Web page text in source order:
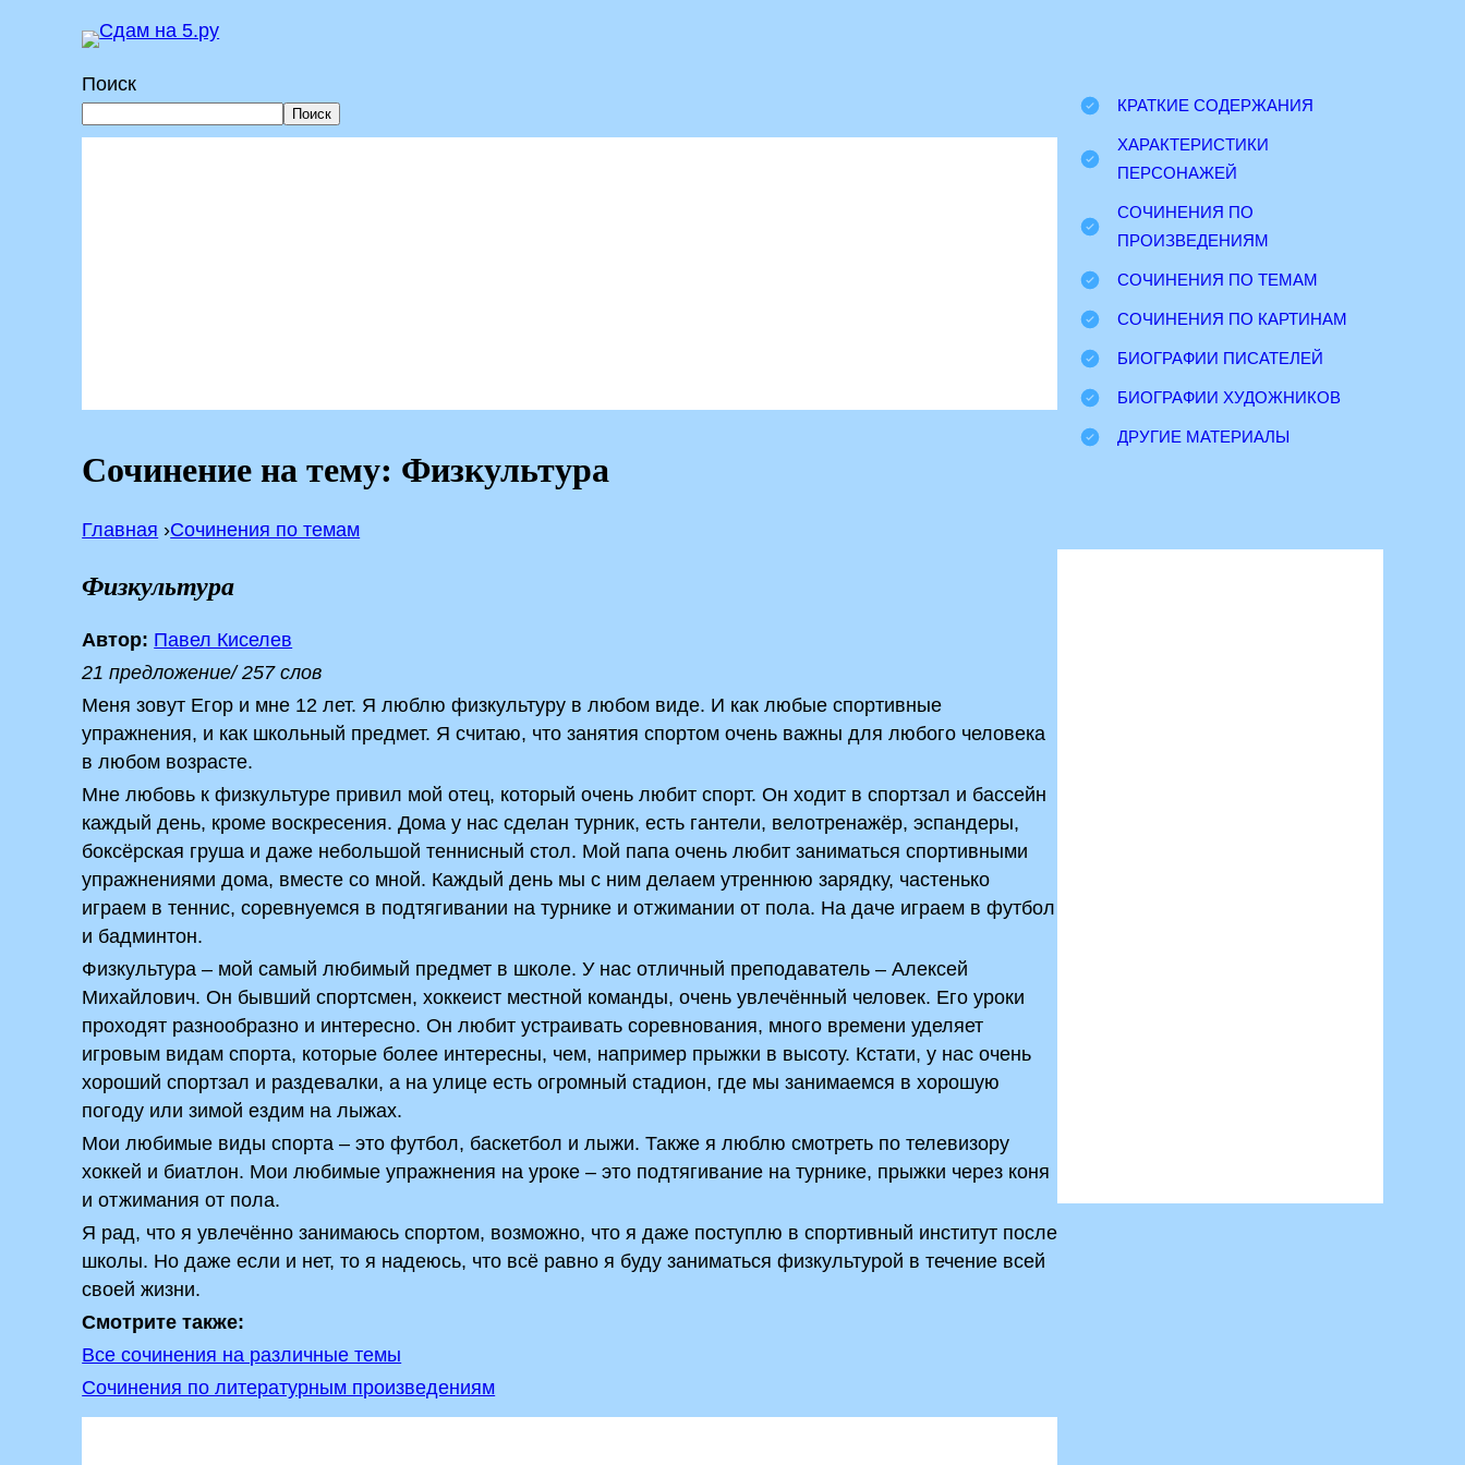
Перейти
к
содержимому
Поиск
Поиск
Сочинение на тему: Физкультура
Главная ›Сочинения по темам
Физкультура
Автор: Павел Киселев
21 предложение/ 257 слов
Меня зовут Егор и мне 12 лет. Я люблю физкультуру в любом виде. И как любые спортивные
упражнения, и как школьный предмет. Я считаю, что занятия спортом очень важны для любого человека
в любом возрасте.
Мне любовь к физкультуре привил мой отец, который очень любит спорт. Он ходит в спортзал и бассейн
каждый день, кроме воскресения. Дома у нас сделан турник, есть гантели, велотренажёр, эспандеры,
боксёрская груша и даже небольшой теннисный стол. Мой папа очень любит заниматься спортивными
упражнениями дома, вместе со мной. Каждый день мы с ним делаем утреннюю зарядку, частенько
играем в теннис, соревнуемся в подтягивании на турнике и отжимании от пола. На даче играем в футбол
и бадминтон.
Физкультура – мой самый любимый предмет в школе. У нас отличный преподаватель – Алексей
Михайлович. Он бывший спортсмен, хоккеист местной команды, очень увлечённый человек. Его уроки
проходят разнообразно и интересно. Он любит устраивать соревнования, много времени уделяет
игровым видам спорта, которые более интересны, чем, например прыжки в высоту. Кстати, у нас очень
хороший спортзал и раздевалки, а на улице есть огромный стадион, где мы занимаемся в хорошую
погоду или зимой ездим на лыжах.
Мои любимые виды спорта – это футбол, баскетбол и лыжи. Также я люблю смотреть по телевизору
хоккей и биатлон. Мои любимые упражнения на уроке – это подтягивание на турнике, прыжки через коня
и отжимания от пола.
Я рад, что я увлечённо занимаюсь спортом, возможно, что я даже поступлю в спортивный институт после
школы. Но даже если и нет, то я надеюсь, что всё равно я буду заниматься физкультурой в течение всей
своей жизни.
Смотрите также:
Все сочинения на различные темы
Сочинения по литературным произведениям
КРАТКИЕ СОДЕРЖАНИЯ
ХАРАКТЕРИСТИКИ
ПЕРСОНАЖЕЙ
СОЧИНЕНИЯ ПО
ПРОИЗВЕДЕНИЯМ
СОЧИНЕНИЯ ПО ТЕМАМ
СОЧИНЕНИЯ ПО КАРТИНАМ
БИОГРАФИИ ПИСАТЕЛЕЙ
БИОГРАФИИ ХУДОЖНИКОВ
ДРУГИЕ МАТЕРИАЛЫ